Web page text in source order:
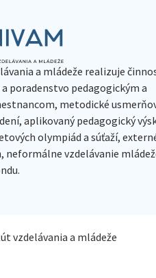
a mládeže realizuje
poradenstvo pedagogickým a
metodické
aplikovaný pedagogický
olympiád a súťaží,
neformálne vzdelávanie
vzdelávania a mládeže